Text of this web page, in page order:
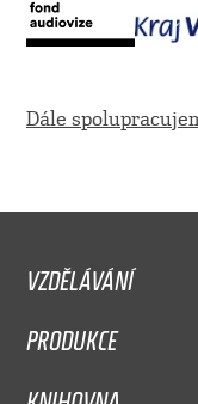
Dále
VZDĚLÁVÁNÍ
PRODUKCE